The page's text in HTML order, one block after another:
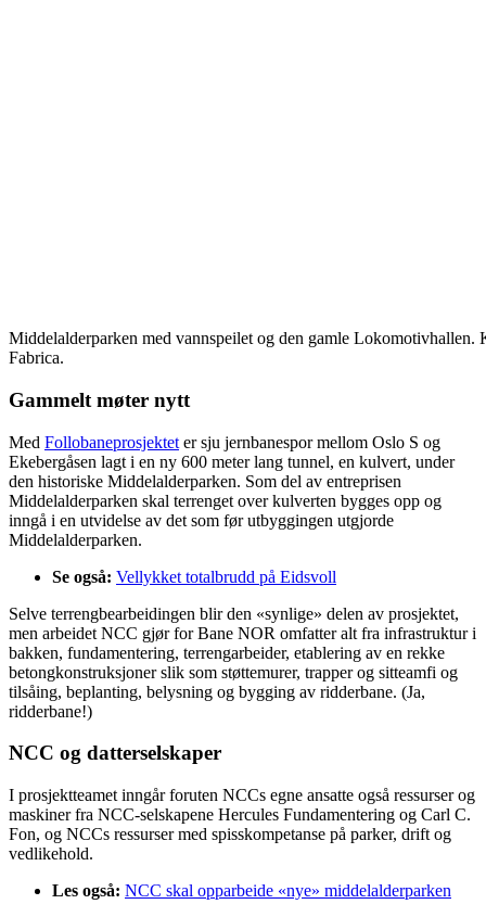
Middelalderparken med vannspeilet og den gamle
Fabrica.
Gammelt møter nytt
Med Follobaneprosjektet er sju jernbanespor mellom Oslo S og
Ekebergåsen lagt i en ny 600 meter lang tunnel, en kulvert, under
den historiske Middelalderparken. Som del av entreprisen
Middelalderparken skal terrenget over kulverten bygges opp og
inngå i en utvidelse av det som før utbyggingen utgjorde
Middelalderparken.
Se også: Vellykket totalbrudd på Eidsvoll
Selve terrengbearbeidingen blir den «synlige» delen av prosjektet,
men arbeidet NCC gjør for Bane NOR omfatter alt fra infrastruktur i
bakken, fundamentering, terrengarbeider, etablering av en rekke
betongkonstruksjoner slik som støttemurer, trapper og sitteamfi og
tilsåing, beplanting, belysning og bygging av ridderbane. (Ja,
ridderbane!)
NCC og datterselskaper
I prosjektteamet inngår foruten NCCs egne ansatte også ressurser og
maskiner fra NCC-selskapene Hercules Fundamentering og Carl C.
Fon, og NCCs ressurser med spisskompetanse på parker, drift og
vedlikehold.
Les også: NCC skal opparbeide «nye» middelalderparken